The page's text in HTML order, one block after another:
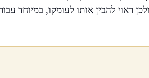
ראוי להבין אותו לעומקו, במיוחד